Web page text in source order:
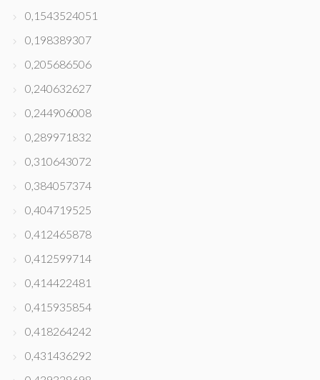
0,1543524051
0,198389307
0,205686506
0,240632627
0,244906008
0,289971832
0,310643072
0,384057374
0,404719525
0,412465878
0,412599714
0,414422481
0,415935854
0,418264242
0,431436292